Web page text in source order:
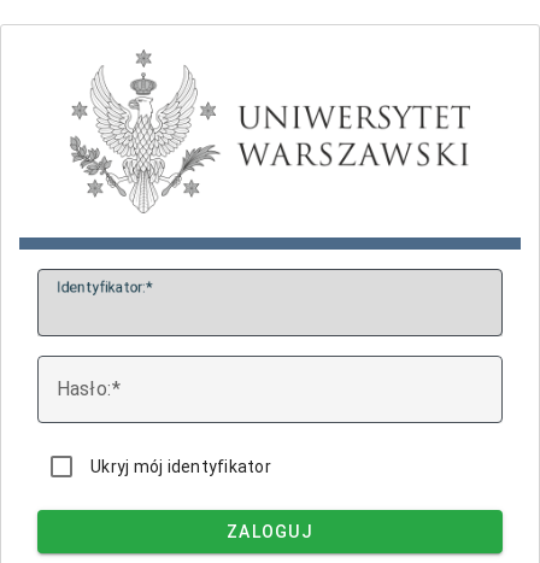
Identyfikator:
Hasło:
Ukryj mój identyfikator
ZALOGUJ